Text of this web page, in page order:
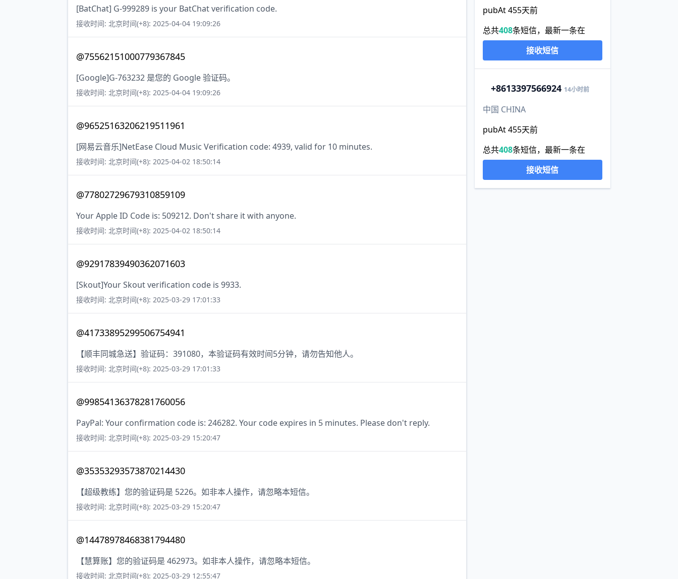
[BatChat] G-999289 is your BatChat verification code.
接收时间: 北京时间(+8): 2025-04-04 19:09:26
@75562151000779367845
[Google]G-763232 是您的 Google 验证码。
接收时间: 北京时间(+8): 2025-04-04 19:09:26
@96525163206219511961
[网易云音乐]NetEase Cloud Music Verification code: 4939, valid for 10 minutes.
接收时间: 北京时间(+8): 2025-04-02 18:50:14
@77802729679310859109
Your Apple ID Code is: 509212. Don't share it with anyone.
接收时间: 北京时间(+8): 2025-04-02 18:50:14
@92917839490362071603
[Skout]Your Skout verification code is 9933.
接收时间: 北京时间(+8): 2025-03-29 17:01:33
@41733895299506754941
【顺丰同城急送】验证码：391080，本验证码有效时间5分钟，请勿告知他人。
接收时间: 北京时间(+8): 2025-03-29 17:01:33
@99854136378281760056
PayPal: Your confirmation code is: 246282. Your code expires in 5 minutes. Please don't reply.
接收时间: 北京时间(+8): 2025-03-29 15:20:47
@35353293573870214430
【超级教练】您的验证码是 5226。如非本人操作，请忽略本短信。
接收时间: 北京时间(+8): 2025-03-29 15:20:47
@14478978468381794480
【慧算账】您的验证码是 462973。如非本人操作，请忽略本短信。
接收时间: 北京时间(+8): 2025-03-29 12:55:47
pubAt 455天前
总共408条短信，最新一条在
接收短信
+8613397566924 14小时前
中国 CHINA
pubAt 455天前
总共408条短信，最新一条在
接收短信